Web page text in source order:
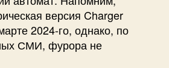
версия Charger
2024-го, однако, по
СМИ, фурора не